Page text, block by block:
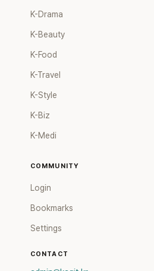
K-Drama
K-Beauty
K-Food
K-Travel
K-Style
K-Biz
K-Medi
COMMUNITY
Login
Bookmarks
Settings
CONTACT